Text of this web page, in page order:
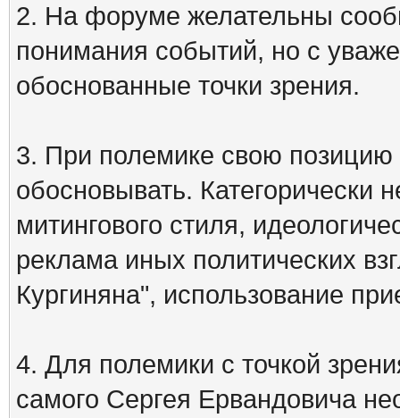
2. На форуме желательны
понимания событий, но с
обоснованные точки зрения.
3. При полемике свою
обосновывать. Категорически
митингового стиля,
реклама иных политических
Кургиняна", использование
4. Для полемики с точкой
самого Сергея Ервандовича